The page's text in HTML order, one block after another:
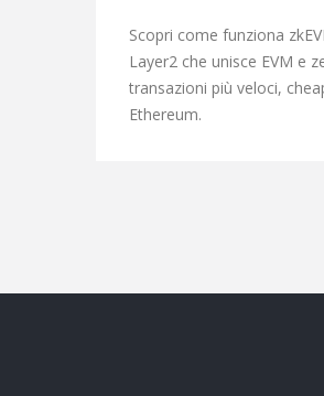
Scopri come funziona
Layer2 che unisce EVM e
transazioni più veloci,
Ethereum.